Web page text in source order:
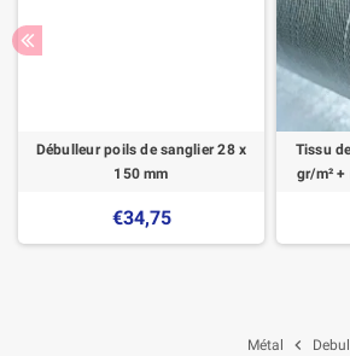
Débulleur poils de sanglier 28 x
150 mm
€34,75
Tissu
gr/m²

Métal